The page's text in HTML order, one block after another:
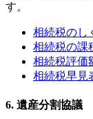
す。
相続税のし
相続税の課
相続税評価
相続税早見
6. 遺産分割協議